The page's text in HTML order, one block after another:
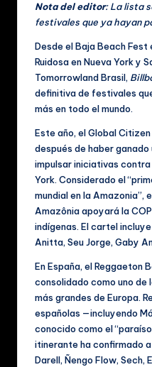
Nota del editor: La lista
festivales que ya hayan
Desde el Baja Beach Fest
Ruidosa en Nueva York y
Tomorrowland Brasil,
definitiva de festivales
más en todo el mundo.
Este año, el Global
después de haber
impulsar iniciativas
York. Considerado el
mundial en la Amazonia”,
Amazônia apoyará la
indígenas. El cartel
Anitta, Seu Jorge, Gaby
En España, el Reggaeton
consolidado como uno
más grandes de Europa.
españolas —incluyendo
conocido como el
itinerante ha confirmado
Darell, Ñengo Flow, Sech,